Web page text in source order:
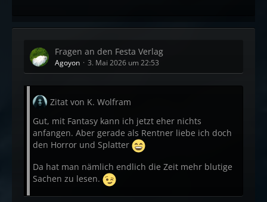
Fragen an den Festa Verlag
Agoyon 3. Mai 2026 um 22:53
Zitat von K. Wolfram
Gut, mit Fantasy kann ich jetzt eher nichts
anfangen. Aber gerade als Rentner liebe ich doch
den Horror und Splatter
Da hat man nämlich endlich die Zeit mehr blutige
Sachen zu lesen.